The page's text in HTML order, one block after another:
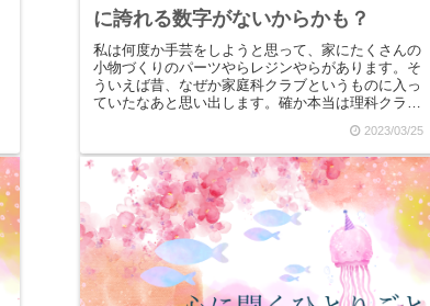
に誇れる数字がないからかも？
私は何度か手芸をしようと思って、家にたくさんの
小物づくりのパーツやらレジンやらがあります。そ
ういえば昔、なぜか家庭科クラブというものに入っ
ていたなあと思い出します。確か本当は理科クラブ
2023/03/25